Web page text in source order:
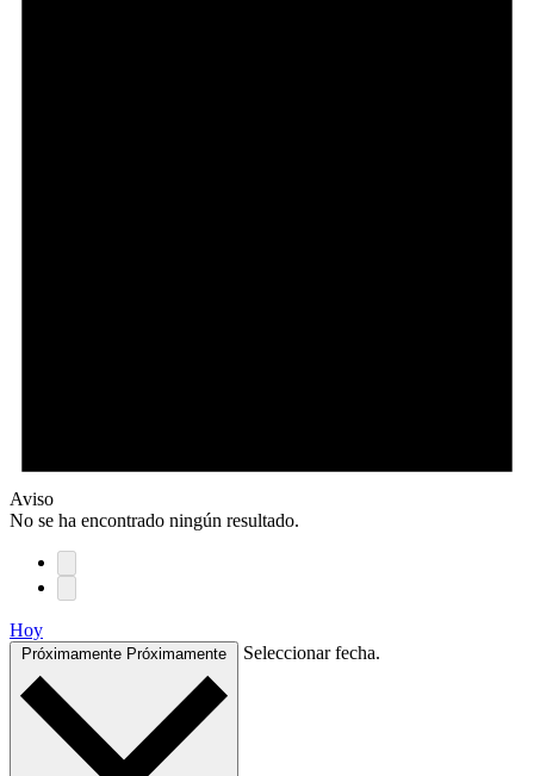
Aviso
No se ha encontrado ningún resultado.
Hoy
Próximamente Próximamente Seleccionar fecha.